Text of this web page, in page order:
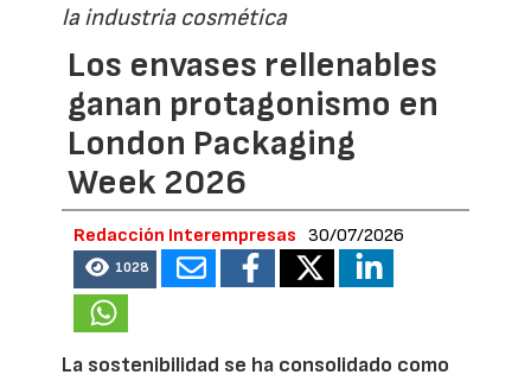
la industria cosmética
Los envases rellenables
ganan protagonismo en
London Packaging
Week 2026
Redacción Interempresas 30/07/2026
1028
La sostenibilidad se ha consolidado como